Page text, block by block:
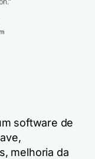
software de
melhoria da